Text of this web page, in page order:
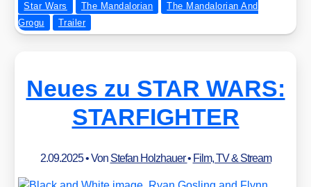
Star Wars The Mandalorian
The Mandalorian And
Grogu
Trailer
Neues zu STAR WARS:
STARFIGHTER
2.09.2025• Von Stefan Holzhauer• Film, TV & Stream